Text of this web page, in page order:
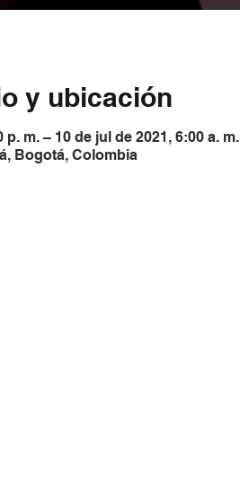
y ubicación
p. m. – 10 de jul de 2021, 6:00 a. m.
Bogotá, Colombia